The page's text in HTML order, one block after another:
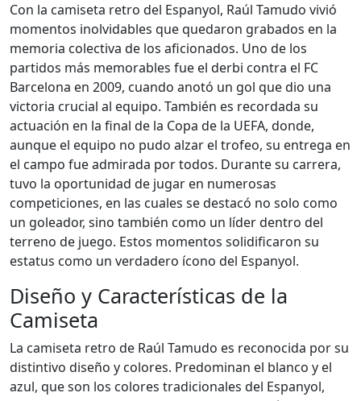
Con la camiseta retro del Espanyol, Raúl Tamudo vivió
momentos inolvidables que quedaron grabados en la
memoria colectiva de los aficionados. Uno de los
partidos más memorables fue el derbi contra el FC
Barcelona en 2009, cuando anotó un gol que dio una
victoria crucial al equipo. También es recordada su
actuación en la final de la Copa de la UEFA, donde,
aunque el equipo no pudo alzar el trofeo, su entrega en
el campo fue admirada por todos. Durante su carrera,
tuvo la oportunidad de jugar en numerosas
competiciones, en las cuales se destacó no solo como
un goleador, sino también como un líder dentro del
terreno de juego. Estos momentos solidificaron su
estatus como un verdadero ícono del Espanyol.
Diseño y Características de la
Camiseta
La camiseta retro de Raúl Tamudo es reconocida por su
distintivo diseño y colores. Predominan el blanco y el
azul, que son los colores tradicionales del Espanyol,